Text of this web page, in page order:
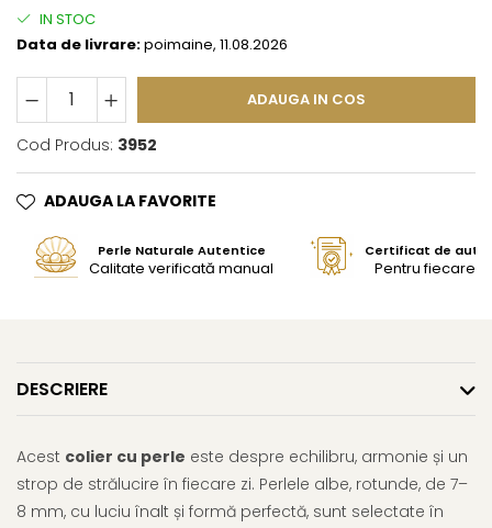
IN STOC
Data de livrare:poimaine, 11.08.2026
ADAUGA IN COS
Cod Produs: 3952
ADAUGA LA FAVORITE
Perle Naturale Autentice
Calitate verificată manual
Certificat de
Pentru fiecare
DESCRIERE
Acest colier cu perle este despre echilibru, armonie și un
strop de strălucire în fiecare zi. Perlele albe, rotunde, de 7–
8 mm, cu luciu înalt și formă perfectă, sunt selectate în